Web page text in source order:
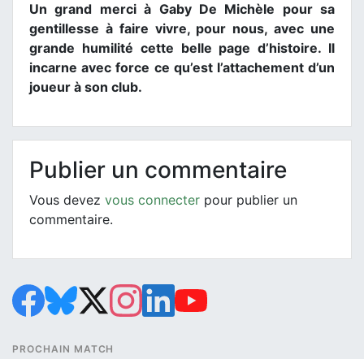
Un grand merci à Gaby De Michèle pour sa
gentillesse à faire vivre, pour nous, avec une
grande humilité cette belle page d’histoire. Il
incarne avec force ce qu’est l’attachement d’un
joueur à son club.
Publier un commentaire
Vous devez vous connecter pour publier un
commentaire.
PROCHAIN MATCH